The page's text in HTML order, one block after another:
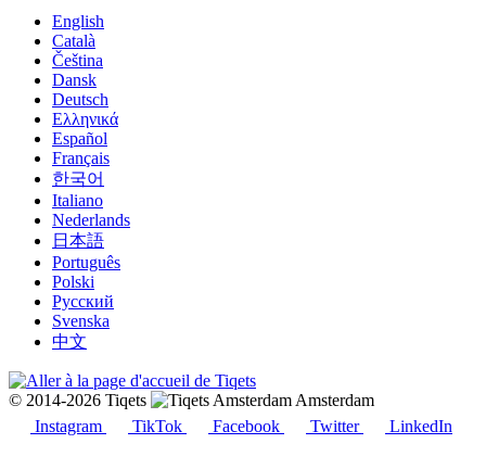
English
Català
Čeština
Dansk
Deutsch
Ελληνικά
Español
Français
한국어
Italiano
Nederlands
日本語
Português
Polski
Русский
Svenska
中文
© 2014-2026 Tiqets
Amsterdam
Instagram
TikTok Facebook Twitter LinkedIn